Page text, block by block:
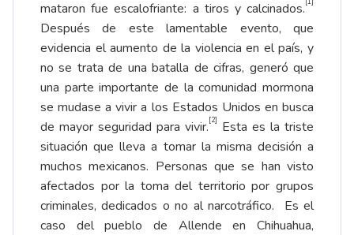
mataron fue escalofriante: a tiros y calcinados.
Después de este lamentable evento, que
evidencia el aumento de la violencia en el país, y
no se trata de una batalla de cifras, generó que
una parte importante de la comunidad mormona
se mudase a vivir a los Estados Unidos en busca
de mayor seguridad para vivir.[2]
Esta es la triste
situación que lleva a tomar la misma decisión a
muchos mexicanos. Personas que se han visto
afectados por la toma del territorio por grupos
criminales, dedicados o no al narcotráfico. Es el
caso del pueblo de Allende en Chihuahua,